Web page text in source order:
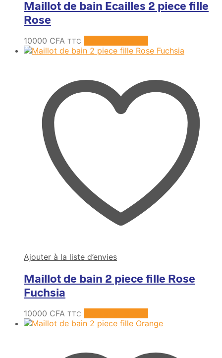
Maillot de bain Ecailles 2 piece fille
Rose
10000 CFA TTC
Ajouter à la liste d’envies
Maillot de bain 2 piece fille Rose
Fuchsia
10000 CFA TTC